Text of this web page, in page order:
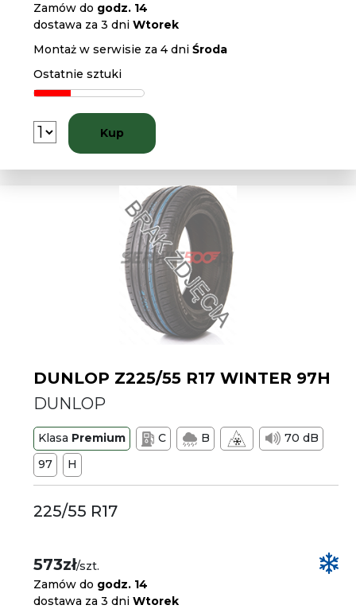
Zamów do godz. 14
dostawa za 3 dniWtorek
Montaż w serwisie za 4 dniŚroda
Ostatnie sztuki
Kup
DUNLOP Z225/55 R17 WINTER 97H
DUNLOP
Klasa Premium C B
70 dB
97
H
225/55 R17
573zł/szt.
Zamów do godz. 14
dostawa za 3 dniWtorek